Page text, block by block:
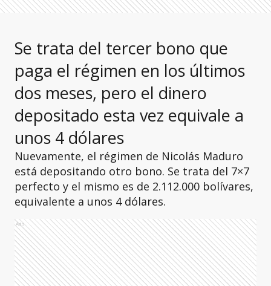
Se trata del tercer bono que
paga el régimen en los últimos
dos meses, pero el dinero
depositado esta vez equivale a
unos 4 dólares
Nuevamente, el régimen de Nicolás Maduro
está depositando otro bono. Se trata del 7×7
perfecto y el mismo es de 2.112.000 bolívares,
equivalente a unos 4 dólares.
Ads